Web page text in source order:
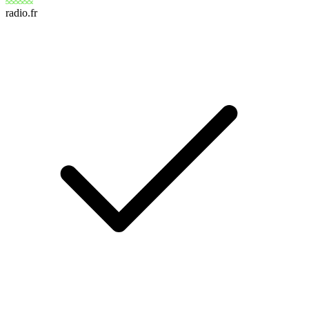
radio.fr